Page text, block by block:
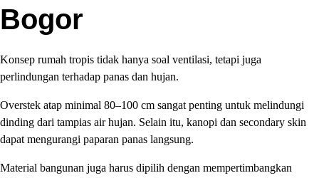
Bogor
Konsep rumah tropis tidak hanya soal ventilasi, tetapi juga
perlindungan terhadap panas dan hujan.
Overstek atap minimal 80–100 cm sangat penting untuk melindungi
dinding dari tampias air hujan. Selain itu, kanopi dan secondary skin
dapat mengurangi paparan panas langsung.
Material bangunan juga harus dipilih dengan mempertimbangkan